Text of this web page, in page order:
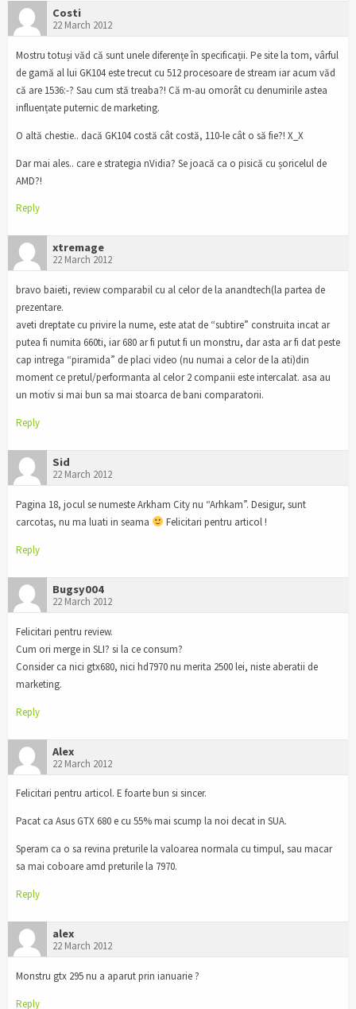
Costi
22 March 2012
Mostru totuși văd că sunt unele diferențe în specificații. Pe site la tom, vârful
de gamă al lui GK104 este trecut cu 512 procesoare de stream iar acum văd
că are 1536:-? Sau cum stă treaba?! Că m-au omorât cu denumirile astea
influențate puternic de marketing.
O altă chestie.. dacă GK104 costă cât costă, 110-le cât o să fie?! X_X
Dar mai ales.. care e strategia nVidia? Se joacă ca o pisică cu șoricelul de
AMD?!
Reply
xtremage
22 March 2012
bravo baieti, review comparabil cu al celor de la anandtech(la partea de
prezentare.
aveti dreptate cu privire la nume, este atat de “subtire” construita incat ar
putea fi numita 660ti, iar 680 ar fi putut fi un monstru, dar asta ar fi dat peste
cap intrega “piramida” de placi video (nu numai a celor de la ati)din
moment ce pretul/performanta al celor 2 companii este intercalat. asa au
un motiv si mai bun sa mai stoarca de bani comparatorii.
Reply
Sid
22 March 2012
Pagina 18, jocul se numeste Arkham City nu “Arhkam”. Desigur, sunt
carcotas, nu ma luati in seama
Felicitari pentru articol !
Reply
Bugsy004
22 March 2012
Felicitari pentru review.
Cum ori merge in SLI? si la ce consum?
Consider ca nici gtx680, nici hd7970 nu merita 2500 lei, niste aberatii de
marketing.
Reply
Alex
22 March 2012
Felicitari pentru articol. E foarte bun si sincer.
Pacat ca Asus GTX 680 e cu 55% mai scump la noi decat in SUA.
Speram ca o sa revina preturile la valoarea normala cu timpul, sau macar
sa mai coboare amd preturile la 7970.
Reply
alex
22 March 2012
Monstru gtx 295 nu a aparut prin ianuarie ?
Reply